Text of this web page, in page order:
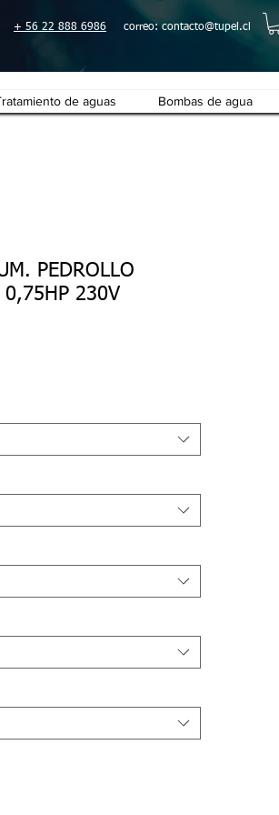
+ 56 22 888 6986 correo: contacto@tupel.cl
de aguas Bombas de agua
PEDROLLO
0,75HP 230V